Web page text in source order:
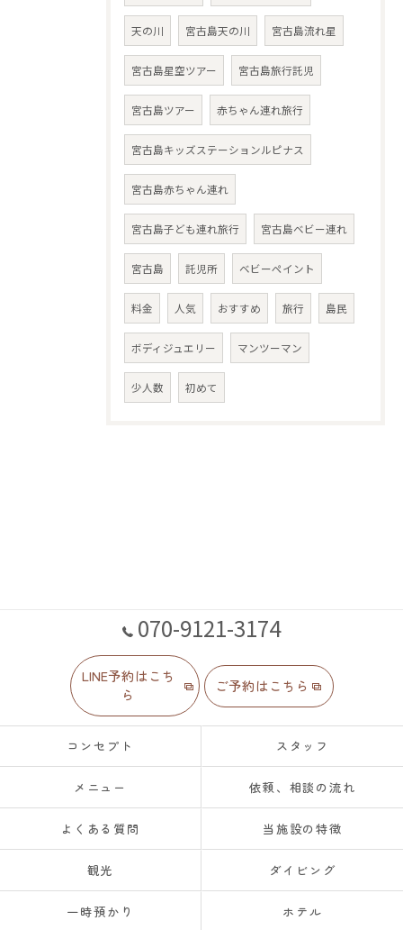
天の川 宮古島天の川 宮古島流れ星
宮古島星空ツアー 宮古島旅行託児
宮古島ツアー 赤ちゃん連れ旅行
宮古島キッズステーションルピナス
宮古島赤ちゃん連れ
宮古島子ども連れ旅行 宮古島ベビー連れ
宮古島 託児所 ベビーペイント
料金 人気 おすすめ 旅行 島民
ボディジュエリー マンツーマン
少人数 初めて
070-9121-3174
LINE予約はこち
ら
ご予約はこちら
コンセプト スタッフ
メニュー 依頼、相談の流れ
よくある質問 当施設の特徴
観光 ダイビング
一時預かり ホテル